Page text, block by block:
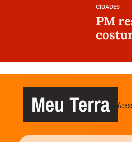
CIDADES
PM
Meu Terra